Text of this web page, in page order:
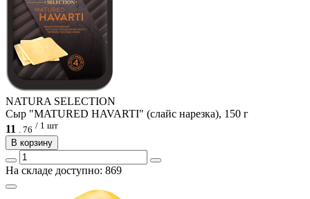
NATURA SELECTION
Сыр "MATURED HAVARTI" (слайс нарезка), 150 г
11 . 76 / 1 шт
В корзину
На складе доступно: 869